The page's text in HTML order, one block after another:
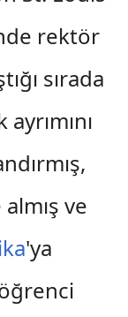
rektör
sırada
ve
'ya